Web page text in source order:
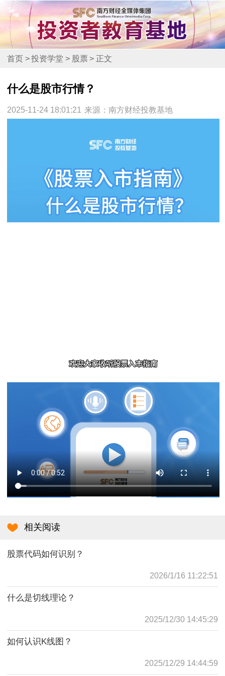
首页 > 投资学堂 > 股票 > 正文
什么是股市行情？
2025-11-24 18:01:21 来源：南方财经投教基地
相关阅读
股票代码如何识别？
2026/1/16 11:22:51
什么是切线理论？
2025/12/30 14:45:29
如何认识K线图？
2025/12/29 14:44:59